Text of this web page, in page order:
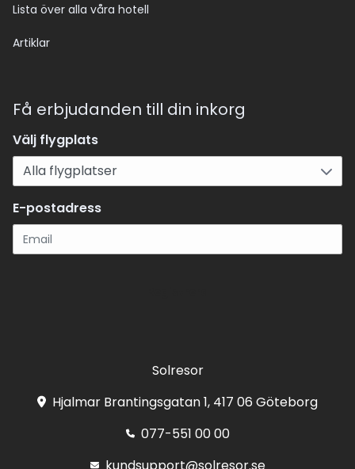
Lista över alla våra hotell
Artiklar
Få erbjudanden till din inkorg
Välj flygplats
E-postadress
Solresor
Hjalmar Brantingsgatan 1, 417 06 Göteborg
077-551 00 00